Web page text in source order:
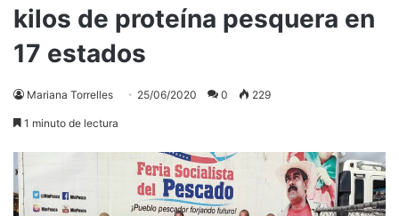
kilos de proteína pesquera en
17 estados
Mariana Torrelles 25/06/2020 0 229
1 minuto de lectura